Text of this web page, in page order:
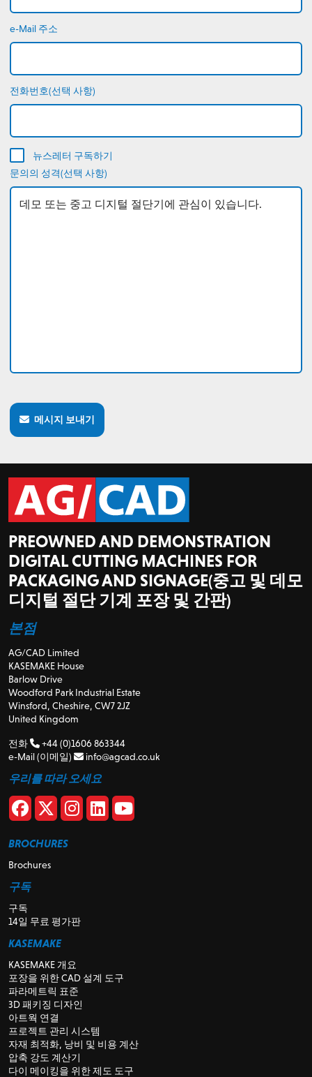
e-Mail 주소
전화번호(선택 사항)
뉴스레터 구독하기
문의의 성격(선택 사항)
메시지 보내기
PREOWNED AND DEMONSTRATION
DIGITAL CUTTING MACHINES FOR
PACKAGING AND SIGNAGE(중고 및 데모
디지털 절단 기계 포장 및 간판)
본점
AG/CAD Limited
KASEMAKE House
Barlow Drive
Woodford Park Industrial Estate
Winsford, Cheshire, CW7 2JZ
United Kingdom
전화
+44 (0)1606 863344
e-Mail (이메일)
info@agcad.co.uk
우리를 따라 오세요
BROCHURES
Brochures
구독
구독
14일 무료 평가판
KASEMAKE
KASEMAKE 개요
포장을 위한 CAD 설계 도구
파라메트릭 표준
3D 패키징 디자인
아트웍 연결
프로젝트 관리 시스템
자재 최적화, 낭비 및 비용 계산
압축 강도 계산기
다이 메이킹을 위한 제도 도구